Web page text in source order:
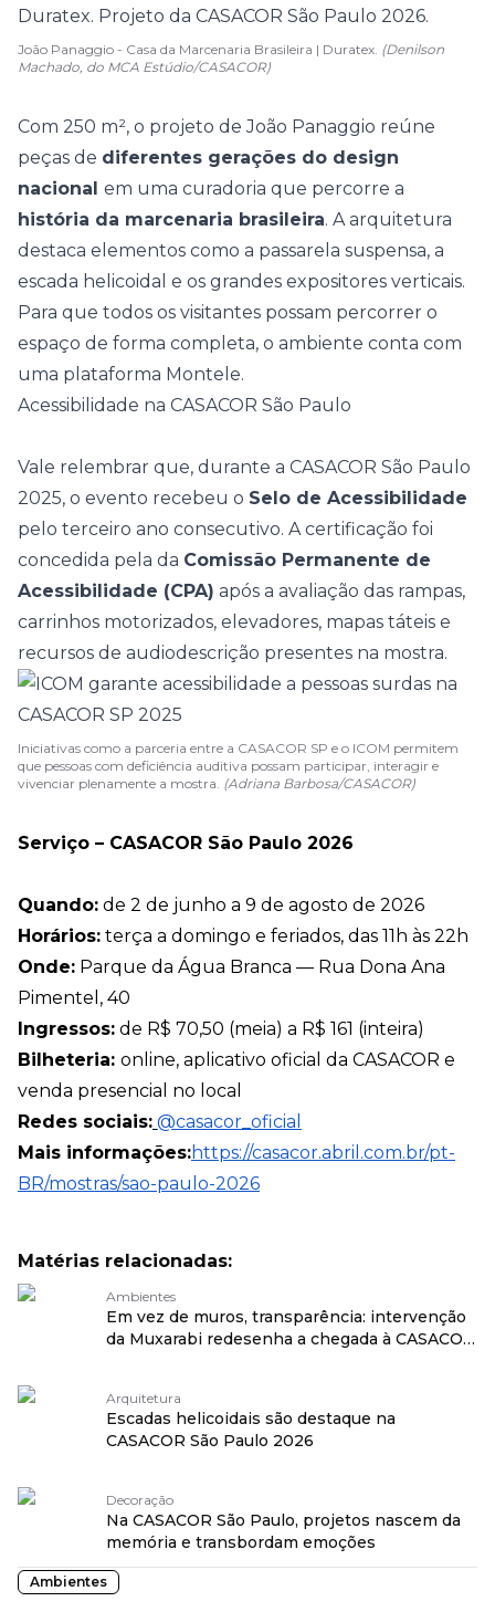
João Panaggio - Casa da Marcenaria Brasileira | Duratex. (Denilson
Machado, do MCA Estúdio/CASACOR)
Com 250 m², o projeto de João Panaggio reúne
peças de diferentes gerações do design
nacional em uma curadoria que percorre a
história da marcenaria brasileira. A arquitetura
destaca elementos como a passarela suspensa, a
escada helicoidal e os grandes expositores verticais.
Para que todos os visitantes possam percorrer o
espaço de forma completa, o ambiente conta com
uma plataforma Montele.
Acessibilidade na CASACOR São Paulo
Vale relembrar que, durante a CASACOR São Paulo
2025, o evento recebeu o Selo de Acessibilidade
pelo terceiro ano consecutivo. A certificação foi
concedida pela da Comissão Permanente de
Acessibilidade (CPA) após a avaliação das rampas,
carrinhos motorizados, elevadores, mapas táteis e
recursos de audiodescrição presentes na mostra.
Iniciativas como a parceria entre a CASACOR SP e o ICOM permitem
que pessoas com deficiência auditiva possam participar, interagir e
vivenciar plenamente a mostra. (Adriana Barbosa/CASACOR)
Serviço – CASACOR São Paulo 2026
Quando: de 2 de junho a 9 de agosto de 2026
Horários: terça a domingo e feriados, das 11h às 22h
Onde: Parque da Água Branca — Rua Dona Ana
Pimentel, 40
Ingressos: de R$ 70,50 (meia) a R$ 161 (inteira)
Bilheteria: online, aplicativo oficial da CASACOR e
venda presencial no local
Redes sociais: @casacor_oficial
Mais informações:https://casacor.abril.com.br/pt-
BR/mostras/sao-paulo-2026
Matérias relacionadas:
Ambientes
Em vez de muros, transparência: intervenção
da Muxarabi redesenha a chegada à CASACOR
Arquitetura
Escadas helicoidais são destaque na
CASACOR São Paulo 2026
Decoração
Na CASACOR São Paulo, projetos nascem da
memória e transbordam emoções
Ambientes